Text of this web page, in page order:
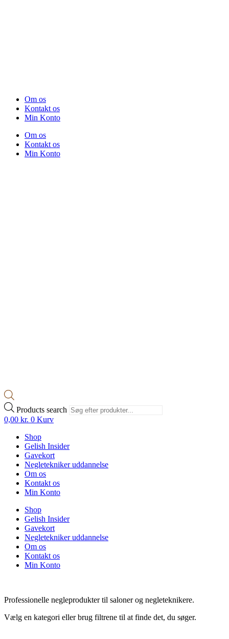
Om os
Kontakt os
Min Konto
Om os
Kontakt os
Min Konto
Products search
0,00 kr. 0 Kurv
Shop
Gelish Insider
Gavekort
Negletekniker uddannelse
Om os
Kontakt os
Min Konto
Shop
Gelish Insider
Gavekort
Negletekniker uddannelse
Om os
Kontakt os
Min Konto
Professionelle negleprodukter til saloner og negleteknikere.
Vælg en kategori eller brug filtrene til at finde det, du søger.